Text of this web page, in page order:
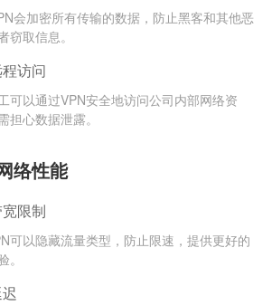
会加密所有传输的数据，防止黑客和其他恶
窃取信息。
访问
可以通过VPN安全地访问公司内部网络资
担心数据泄露。
络性能
限制
可以隐藏流量类型，防止限速，提供更好的
。